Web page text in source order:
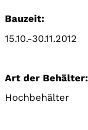
Bauzeit:
15.10.-30.11.2012
Art der Behälter:
Hochbehälter